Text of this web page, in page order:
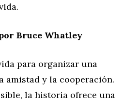
Bruce Whatley
para organizar una
amistad y la cooperación.
la historia ofrece una